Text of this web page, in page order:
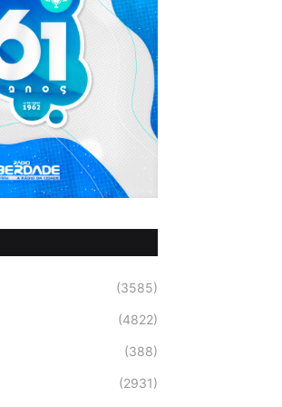
(3585)
(4822)
(388)
(2931)